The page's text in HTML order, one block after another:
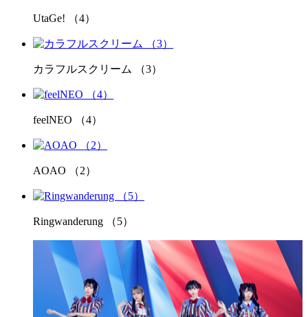
UtaGe! （4）
カラフルスクリーム （3）
feelNEO （4）
AOAO （2）
Ringwanderung （5）